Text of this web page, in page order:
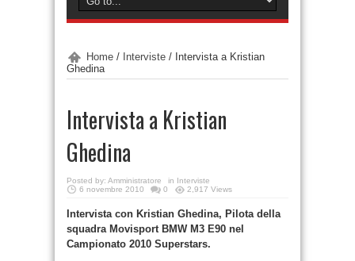
Home / Interviste / Intervista a Kristian
Ghedina
Intervista a Kristian
Ghedina
Posted by: Amministratore in Interviste
6 novembre 2010
0 2,917 Views
Intervista con Kristian Ghedina, Pilota della
squadra Movisport BMW M3 E90 nel
Campionato 2010 Superstars.